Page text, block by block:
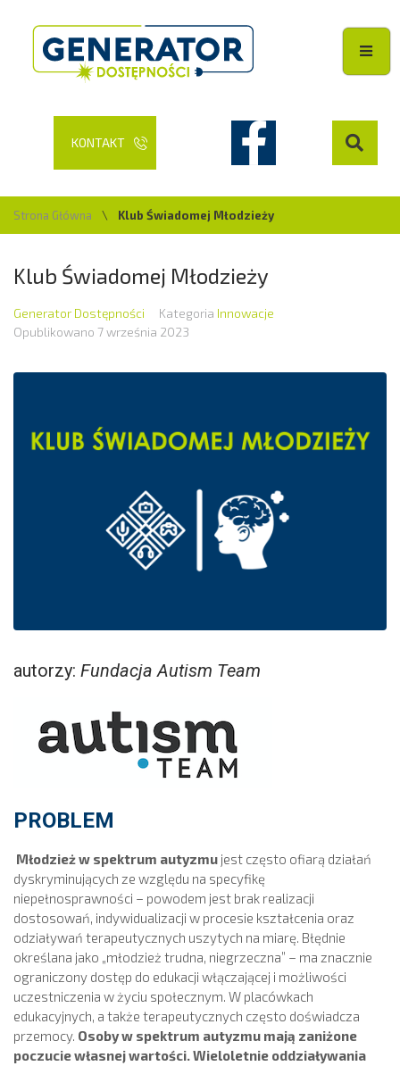
KONTAKT
Strona Główna \ Klub Świadomej Młodzieży
Klub Świadomej Młodzieży
Generator Dostępności Kategoria Innowacje
Opublikowano 7 września 2023
autorzy: Fundacja Autism Team
PROBLEM
Młodzież w spektrum autyzmu jest często ofiarą działań
dyskryminujących ze względu na specyfikę
niepełnosprawności – powodem jest brak realizacji
dostosowań, indywidualizacji w procesie kształcenia oraz
odziaływań terapeutycznych uszytych na miarę. Błędnie
określana jako „młodzież trudna, niegrzeczna” – ma znacznie
ograniczony dostęp do edukacji włączającej i możliwości
uczestniczenia w życiu społecznym. W placówkach
edukacyjnych, a także terapeutycznych często doświadcza
przemocy. Osoby w spektrum autyzmu mają zaniżone
poczucie własnej wartości. Wieloletnie oddziaływania